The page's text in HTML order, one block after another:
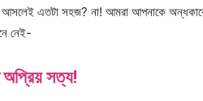
আসলেই এতটা সহজ? না! আমরা আপনাকে
নেই-
সত্য!